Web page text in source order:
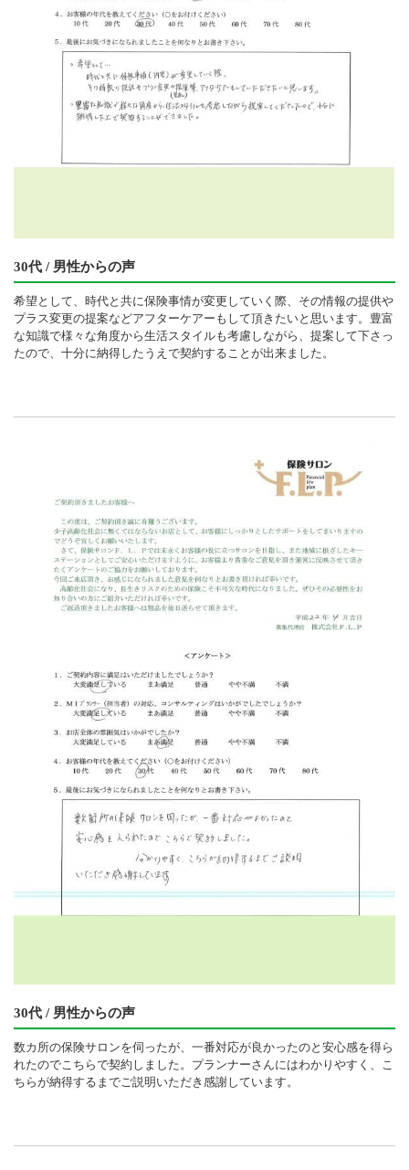
30代 / 男性からの声
希望として、時代と共に保険事情が変更していく際、その情報の提供や
プラス変更の提案などアフターケアーもして頂きたいと思います。豊富
な知識で様々な角度から生活スタイルも考慮しながら、提案して下さっ
たので、十分に納得したうえで契約することが出来ました。
30代 / 男性からの声
数カ所の保険サロンを伺ったが、一番対応が良かったのと安心感を得ら
れたのでこちらで契約しました。プランナーさんにはわかりやすく、こ
ちらが納得するまでご説明いただき感謝しています。